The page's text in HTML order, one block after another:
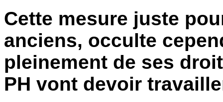
Cette mesure juste
anciens, occulte
pleinement de ses
PH vont devoir